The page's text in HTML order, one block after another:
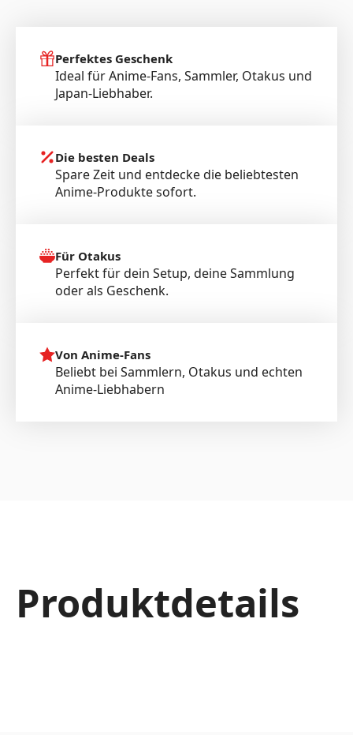
Perfektes Geschenk
Ideal für Anime-Fans, Sammler, Otakus und
Japan-Liebhaber.
Die besten Deals
Spare Zeit und entdecke die beliebtesten
Anime-Produkte sofort.
Für Otakus
Perfekt für dein Setup, deine Sammlung
oder als Geschenk.
Von Anime-Fans
Beliebt bei Sammlern, Otakus und echten
Anime-Liebhabern
Produktdetails